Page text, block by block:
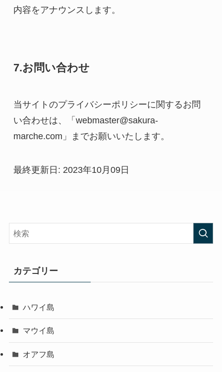
内容をアナウンスします。
7.お問い合わせ
当サイトのプライバシーポリシーに関するお問
い合わせは、「webmaster@sakura-
marche.com」までお願いいたします。
最終更新日: 2023年10月09日
カテゴリー
ハワイ島
マウイ島
オアフ島